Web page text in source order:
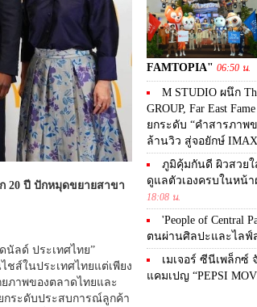
20 ปี ปักหมุดขยายสาขา
นัลด์ ประเทศไทย”
ชส์ในประเทศไทยแต่เพียง
ยภาพของตลาดไทยและ
กระดับประสบการณ์ลูกค้า
FAMTOPIA" 06:50 น.
M STUDIO ผนึก
GROUP, Far East
ยกระดับ “คำสารภาพข
ล้านวิว สู่จอยักษ์
ภูมิคุ้มกันดี ผิวสวย
ดูแลตัวเองครบในหน้
18:08 น.
'People of Central
ตนผ่านศิลปะและไลฟ์
เมเจอร์ ซีนีเพล็กซ์
แคมเปญ “PEPSI